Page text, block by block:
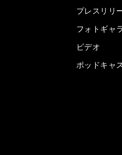
プレスリリ
フォトギャ
ビデオ
ポッドキャ